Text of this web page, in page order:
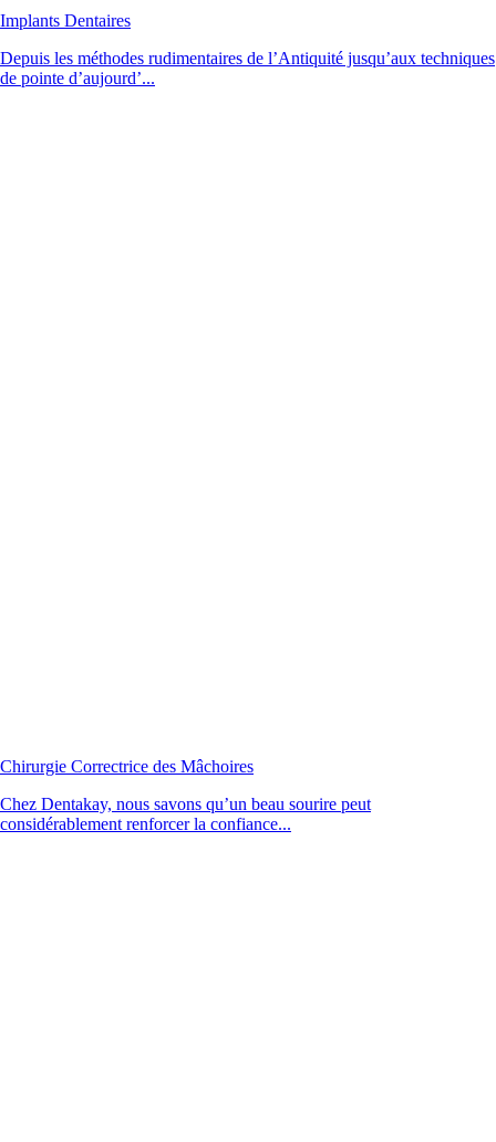
Implants Dentaires
Depuis les méthodes rudimentaires de l’Antiquité jusqu’aux techniques
de pointe d’aujourd’...
Chirurgie Correctrice des Mâchoires
Chez Dentakay, nous savons qu’un beau sourire peut
considérablement renforcer la confiance...